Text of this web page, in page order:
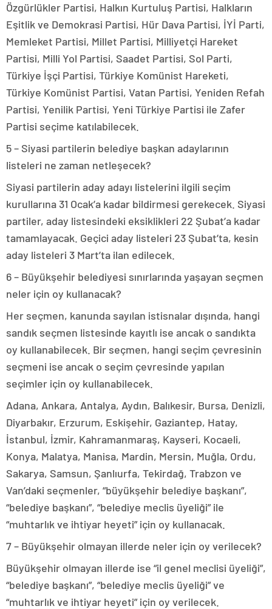
Özgürlükler Partisi, Halkın Kurtuluş Partisi, Halkların
Eşitlik ve Demokrasi Partisi, Hür Dava Partisi, İYİ Parti,
Memleket Partisi, Millet Partisi, Milliyetçi Hareket
Partisi, Milli Yol Partisi, Saadet Partisi, Sol Parti,
Türkiye İşçi Partisi, Türkiye Komünist Hareketi,
Türkiye Komünist Partisi, Vatan Partisi, Yeniden Refah
Partisi, Yenilik Partisi, Yeni Türkiye Partisi ile Zafer
Partisi seçime katılabilecek.
5 – Siyasi partilerin belediye başkan adaylarının
listeleri ne zaman netleşecek?
Siyasi partilerin aday adayı listelerini ilgili seçim
kurullarına 31 Ocak’a kadar bildirmesi gerekecek. Siyasi
partiler, aday listesindeki eksiklikleri 22 Şubat’a kadar
tamamlayacak. Geçici aday listeleri 23 Şubat’ta, kesin
aday listeleri 3 Mart’ta ilan edilecek.
6 – Büyükşehir belediyesi sınırlarında yaşayan seçmen
neler için oy kullanacak?
Her seçmen, kanunda sayılan istisnalar dışında, hangi
sandık seçmen listesinde kayıtlı ise ancak o sandıkta
oy kullanabilecek. Bir seçmen, hangi seçim çevresinin
seçmeni ise ancak o seçim çevresinde yapılan
seçimler için oy kullanabilecek.
Adana, Ankara, Antalya, Aydın, Balıkesir, Bursa, Denizli,
Diyarbakır, Erzurum, Eskişehir, Gaziantep, Hatay,
İstanbul, İzmir, Kahramanmaraş, Kayseri, Kocaeli,
Konya, Malatya, Manisa, Mardin, Mersin, Muğla, Ordu,
Sakarya, Samsun, Şanlıurfa, Tekirdağ, Trabzon ve
Van’daki seçmenler, “büyükşehir belediye başkanı”,
“belediye başkanı”, “belediye meclis üyeliği” ile
“muhtarlık ve ihtiyar heyeti” için oy kullanacak.
7 – Büyükşehir olmayan illerde neler için oy verilecek?
Büyükşehir olmayan illerde ise “il genel meclisi üyeliği”,
“belediye başkanı”, “belediye meclis üyeliği” ve
“muhtarlık ve ihtiyar heyeti” için oy verilecek.